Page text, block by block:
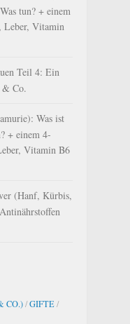
tun? + einem
Leber, Vitamin
Teil 4: Ein
Co.
Was ist
+ einem 4-
Vitamin B6
(Hanf, Kürbis,
CO.)/GIFTE/